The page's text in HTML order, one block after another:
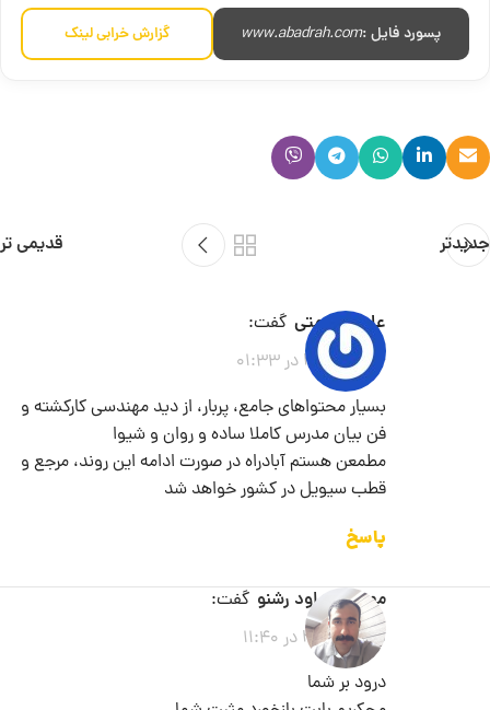
پسورد فایل :www.abadrah.com گزارش خرابی لینک
جدیدتر قدیمی تر
علیرضا همتی گفت:
2026-06-04 در 01:33
بسیار محتواهای جامع، پربار، از دید مهندسی کارکشته و
فن بیان مدرس کاملا ساده و روان و شیوا
مطمعن هستم آبادراه در صورت ادامه این روند، مرجع و
قطب سیویل در کشور خواهد شد
پاسخ
مهندس داود رشنو گفت:
2026-06-05 در 11:40
درود بر شما